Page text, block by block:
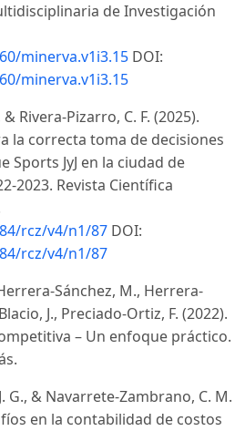
de Investigación
minerva.v1i3.15 DOI:
minerva.v1i3.15
Rivera-Pizarro, C. F. (2025).
la correcta toma de decisiones
Sports JyJ en la ciudad de
2023. Revista Científica
rcz/v4/n1/87 DOI:
rcz/v4/n1/87
Sánchez, M., Herrera-
J., Preciado-Ortiz, F. (2022).
– Un enfoque práctico.
G., & Navarrete-Zambrano, C. M.
en la contabilidad de costos